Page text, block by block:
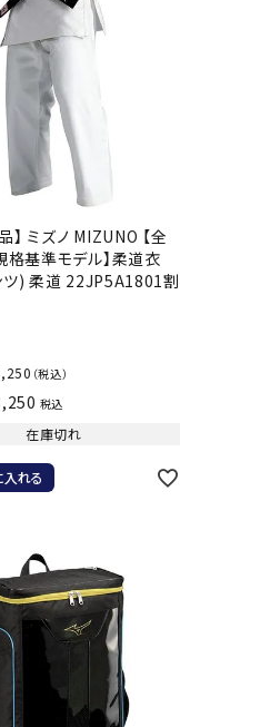
バレーボール
バレーボールシューズ
バレーボールウェア
ボール（バレーボール）
ボール用品（バレーボール）
ジュニアランニングシューズ
ランニングウェア
ランニングタイツ
ランニングソックス
ランニングキャップ
JFIT
Marble
Ocean Pacific ogawa tent
Prince
】 ミズノ MIZUNO 【全
格基準モデル】柔道衣
) 柔道 22JP5A1801割
（税込）
税込
在庫切れ
入れる